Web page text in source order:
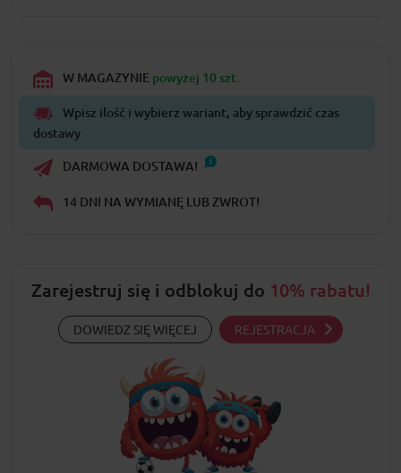
W MAGAZYNIE powyżej 10 szt.
Wpisz ilość i wybierz wariant, aby sprawdzić czas
dostawy
DARMOWA DOSTAWA!
14 DNI NA WYMIANĘ LUB ZWROT!
Zarejestruj się i odblokuj do 10% rabatu!
DOWIEDZ SIĘ WIĘCEJ REJESTRACJA